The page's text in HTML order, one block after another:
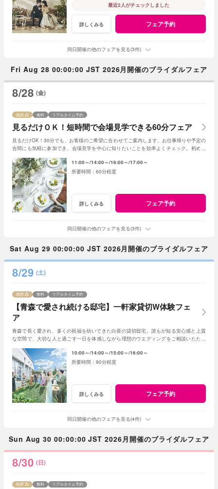
最近2人がチェックしました
詳しくみる フェア予約
同日開催の他のフェアを見る(3件)
Fri Aug 28 00:00:00 JST 2026月開催のブライダルフェア
8/28 (金)
見るだけＯＫ！短時間で会場見学できる60分フェア
残席 無料 リアルタイム予約
見るだけOK！30分でも、お客様のご希望に合わせてご案内します。お仕事帰りや予定の
合間にも気軽に参加でき、会場見学を中心に知りたいことを効率よくチェック。初めて
11:00～ 14:00～ 16:00～ 17:00～
60分程度
詳しくみる フェア予約
同日開催の他のフェアを見る(3件)
Sat Aug 29 00:00:00 JST 2026月開催のブライダルフェア
8/29 (土)
【青森で愛され続ける邸宅】一軒家貸切W体験フェ
ア
残席 無料 リアルタイム予約
青森で長く愛され、多くの祝福を紡いできた白亜の貸切邸宅。誰もが知る安心感と上質
な空間で、大切な人と過ごす一日を体感しながら理想のウエディングをご相談いただけ
10:00～ 14:00～ 15:00～ 16:00～
90分程度
詳しくみる フェア予約
同日開催の他のフェアを見る(4件)
Sun Aug 30 00:00:00 JST 2026月開催のブライダルフェア
8/30 (日)
残席 無料 リアルタイム予約